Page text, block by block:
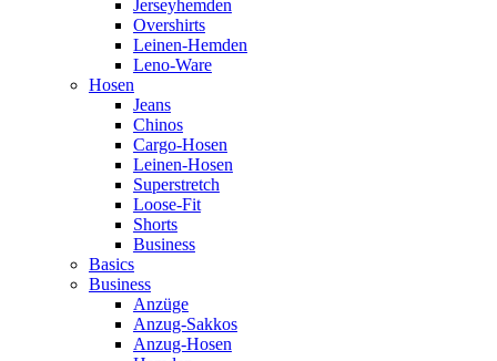
Jerseyhemden
Overshirts
Leinen-Hemden
Leno-Ware
Hosen
Jeans
Chinos
Cargo-Hosen
Leinen-Hosen
Superstretch
Loose-Fit
Shorts
Business
Basics
Business
Anzüge
Anzug-Sakkos
Anzug-Hosen